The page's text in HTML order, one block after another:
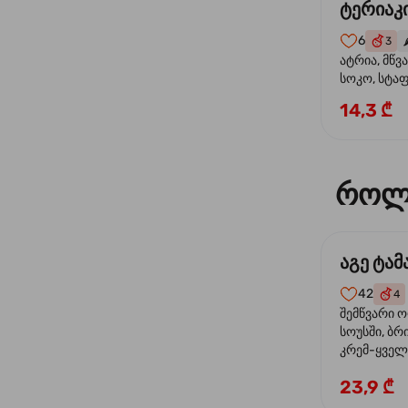
6 3
ატრია,
სოკო,
ტერიაკის
14,3 ₾
აგე
42 4
შემწვარი
სოუსში,
კრემ-
23,9 ₾